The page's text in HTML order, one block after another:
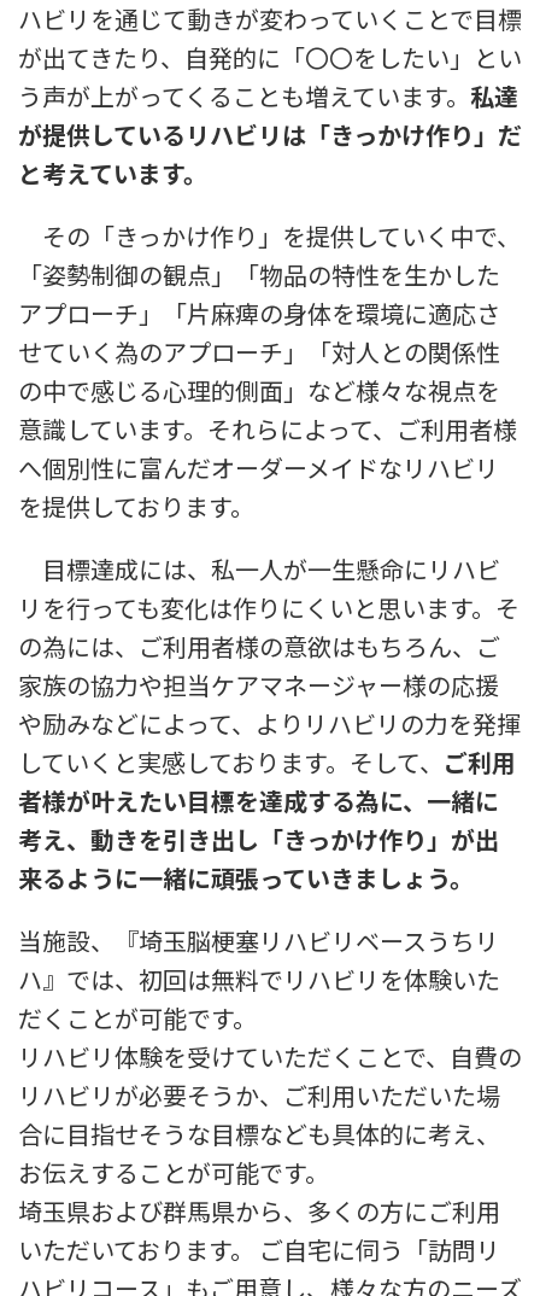
ハビリを通じて動きが変わっていくことで目標
が出てきたり、自発的に「〇〇をしたい」とい
う声が上がってくることも増えています。 私達
が提供しているリハビリは「きっかけ作り」だ
と考えています。
その「きっかけ作り」を提供していく中で、
「姿勢制御の観点」「物品の特性を生かした
アプローチ」「片麻痺の身体を環境に適応さ
せていく為のアプローチ」「対人との関係性
の中で感じる心理的側面」など様々な視点を
意識しています。それらによって、ご利用者様
へ個別性に富んだオーダーメイドなリハビリ
を提供しております。
目標達成には、私一人が一生懸命にリハビ
リを行っても変化は作りにくいと思います。そ
の為には、ご利用者様の意欲はもちろん、ご
家族の協力や担当ケアマネージャー様の応援
や励みなどによって、よりリハビリの力を発揮
していくと実感しております。そして、 ご利用
者様が叶えたい目標を達成する為に、一緒に
考え、動きを引き出し「きっかけ作り」が出
来るように一緒に頑張っていきましょう。
当施設、『埼玉脳梗塞リハビリベースうちリ
ハ』では、初回は無料でリハビリを体験いた
だくことが可能です。
リハビリ体験を受けていただくことで、自費の
リハビリが必要そうか、ご利用いただいた場
合に目指せそうな目標なども具体的に考え、
お伝えすることが可能です。
埼玉県および群馬県から、多くの方にご利用
いただいております。 ご自宅に伺う「訪問リ
ハビリコース」もご用意し、様々な方のニーズ